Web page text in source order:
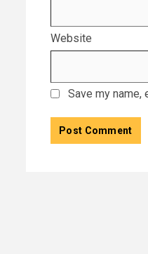
Website
Save my